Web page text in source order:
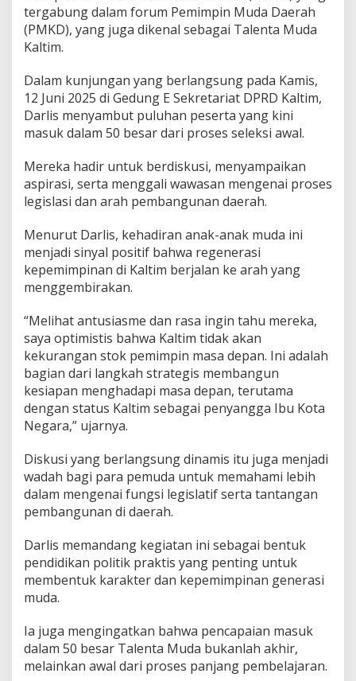
tergabung dalam forum Pemimpin Muda Daerah
(PMKD), yang juga dikenal sebagai Talenta Muda
Kaltim.
Dalam kunjungan yang berlangsung pada Kamis,
12 Juni 2025 di Gedung E Sekretariat DPRD Kaltim,
Darlis menyambut puluhan peserta yang kini
masuk dalam 50 besar dari proses seleksi awal.
Mereka hadir untuk berdiskusi, menyampaikan
aspirasi, serta menggali wawasan mengenai proses
legislasi dan arah pembangunan daerah.
Menurut Darlis, kehadiran anak-anak muda ini
menjadi sinyal positif bahwa regenerasi
kepemimpinan di Kaltim berjalan ke arah yang
menggembirakan.
“Melihat antusiasme dan rasa ingin tahu mereka,
saya optimistis bahwa Kaltim tidak akan
kekurangan stok pemimpin masa depan. Ini adalah
bagian dari langkah strategis membangun
kesiapan menghadapi masa depan, terutama
dengan status Kaltim sebagai penyangga Ibu Kota
Negara,” ujarnya.
Diskusi yang berlangsung dinamis itu juga menjadi
wadah bagi para pemuda untuk memahami lebih
dalam mengenai fungsi legislatif serta tantangan
pembangunan di daerah.
Darlis memandang kegiatan ini sebagai bentuk
pendidikan politik praktis yang penting untuk
membentuk karakter dan kepemimpinan generasi
muda.
Ia juga mengingatkan bahwa pencapaian masuk
dalam 50 besar Talenta Muda bukanlah akhir,
melainkan awal dari proses panjang pembelajaran.